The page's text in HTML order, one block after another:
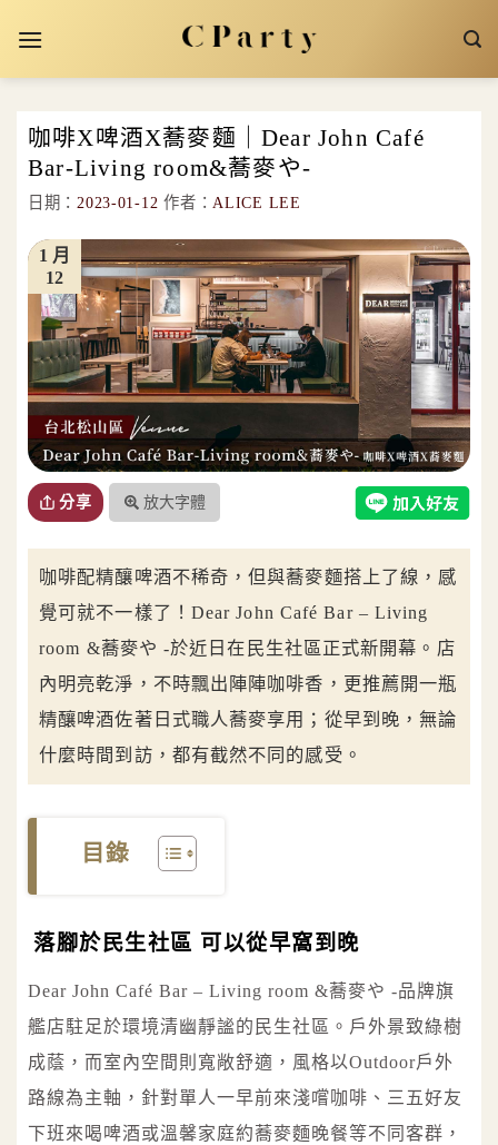
咖啡X啤酒X蕎麥麵｜Dear John Café
Bar-Living room&蕎麥や-
日期：2023-01-12 作者：ALICE LEE
12
1 月
分享 放大字體
咖啡配精釀啤酒不稀奇，但與蕎麥麵搭上了線，感
覺可就不一樣了！Dear John Café Bar – Living
room &蕎麥や -於近日在民生社區正式新開幕。店
內明亮乾淨，不時飄出陣陣咖啡香，更推薦開一瓶
精釀啤酒佐著日式職人蕎麥享用；從早到晚，無論
什麼時間到訪，都有截然不同的感受。
目錄
落腳於民生社區 可以從早窩到晚
Dear John Café Bar – Living room &蕎麥や -品牌旗
艦店駐足於環境清幽靜謐的民生社區。戶外景致綠樹
成蔭，而室內空間則寬敞舒適，風格以Outdoor戶外
路線為主軸，針對單人一早前來淺嚐咖啡、三五好友
下班來喝啤酒或溫馨家庭約蕎麥麵晚餐等不同客群，